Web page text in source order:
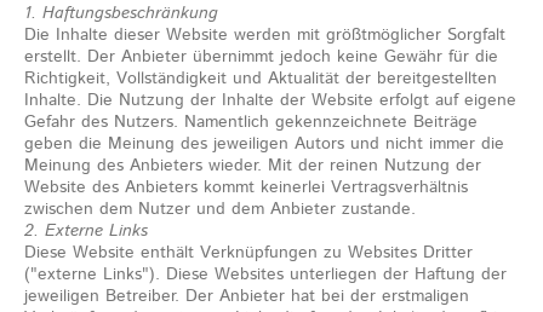
1. Haftungsbeschränkung
Die Inhalte dieser Website werden mit größtmöglicher Sorgfalt
erstellt. Der Anbieter übernimmt jedoch keine Gewähr für die
Richtigkeit, Vollständigkeit und Aktualität der bereitgestellten
Inhalte. Die Nutzung der Inhalte der Website erfolgt auf eigene
Gefahr des Nutzers. Namentlich gekennzeichnete Beiträge
geben die Meinung des jeweiligen Autors und nicht immer die
Meinung des Anbieters wieder. Mit der reinen Nutzung der
Website des Anbieters kommt keinerlei Vertragsverhältnis
zwischen dem Nutzer und dem Anbieter zustande.
2. Externe Links
Diese Website enthält Verknüpfungen zu Websites Dritter
("externe Links"). Diese Websites unterliegen der Haftung der
jeweiligen Betreiber. Der Anbieter hat bei der erstmaligen